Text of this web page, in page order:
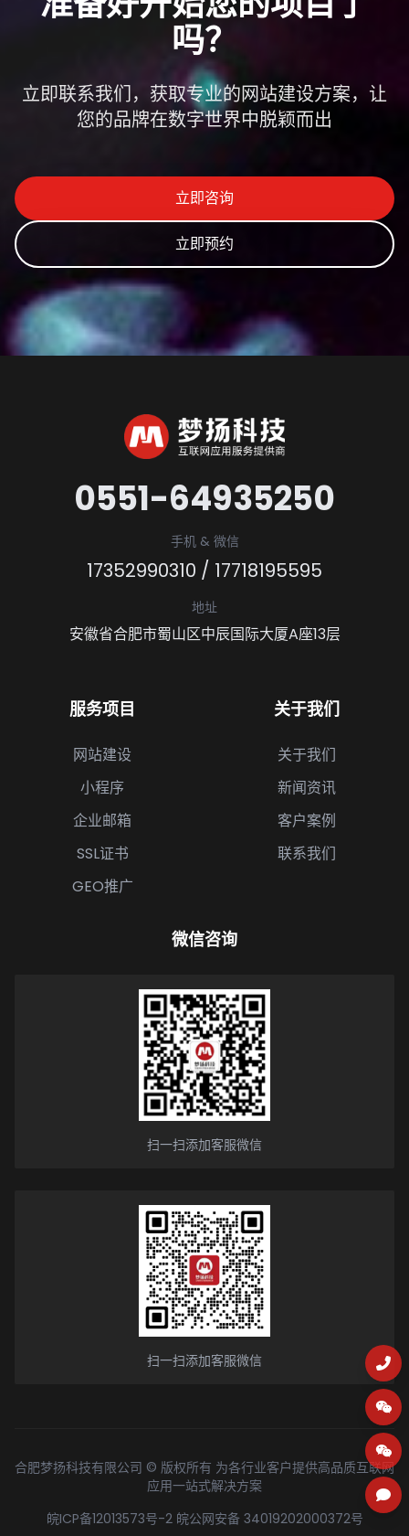
吗？
立即联系我们，获取专业的网站建设方案，让
您的品牌在数字世界中脱颖而出
立即咨询
立即预约
0551-64935250
手机 & 微信
17352990310 / 17718195595
地址
安徽省合肥市蜀山区中辰国际大厦A座13层
服务项目
网站建设
小程序
企业邮箱
SSL证书
GEO推广
关于我们
关于我们
新闻资讯
客户案例
联系我们
微信咨询
扫一扫添加客服微信
扫一扫添加客服微信
合肥梦扬科技有限公司 © 版权所有 为各行业客户提供高品质互联网
应用一站式解决方案
皖ICP备12013573号-2 皖公网安备 34019202000372号